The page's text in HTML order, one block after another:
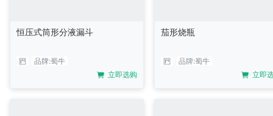
恒压式筒形分液漏斗
品牌:蜀牛
立即选购
茄形烧瓶
品牌:蜀牛
立即